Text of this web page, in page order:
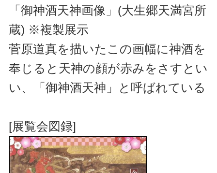
「御神酒天神画像」(大生郷天満宮所
蔵) ※複製展示
菅原道真を描いたこの画幅に神酒を
奉じると天神の顔が赤みをさすとい
い、「御神酒天神」と呼ばれている
[展覧会図録]